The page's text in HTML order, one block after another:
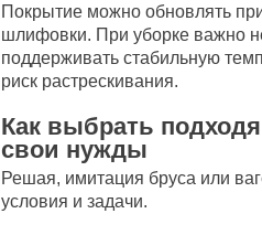
Покрытие можно обновлять
шлифовки. При уборке важно
поддерживать стабильную
риск растрескивания.
Как выбрать
свои нужды
Решая, имитация бруса или
условия и задачи.